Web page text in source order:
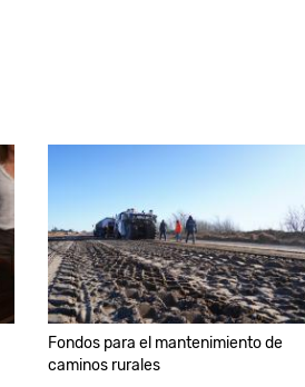
Fondos para el mantenimiento de
caminos rurales